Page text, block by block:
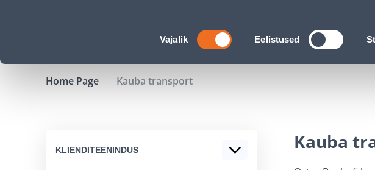
Nõusoleku
valik
Vajalik Eelistused
CAMPAIGNS CATALOGS
Home Page Kauba transport
KLIENDITEENINDUS Kauba